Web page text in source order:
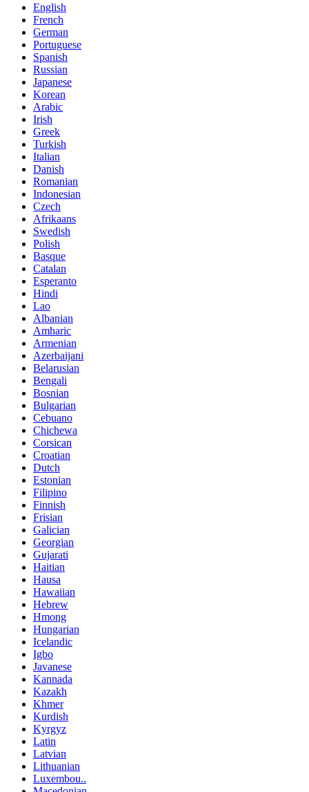
English
French
German
Portuguese
Spanish
Russian
Japanese
Korean
Arabic
Irish
Greek
Turkish
Italian
Danish
Romanian
Indonesian
Czech
Afrikaans
Swedish
Polish
Basque
Catalan
Esperanto
Hindi
Lao
Albanian
Amharic
Armenian
Azerbaijani
Belarusian
Bengali
Bosnian
Bulgarian
Cebuano
Chichewa
Corsican
Croatian
Dutch
Estonian
Filipino
Finnish
Frisian
Galician
Georgian
Gujarati
Haitian
Hausa
Hawaiian
Hebrew
Hmong
Hungarian
Icelandic
Igbo
Javanese
Kannada
Kazakh
Khmer
Kurdish
Kyrgyz
Latin
Latvian
Lithuanian
Luxembou..